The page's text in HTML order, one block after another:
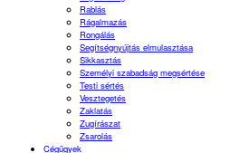
Rablás
Rágalmazás
Rongálás
Segítségnyújtás elmulasztása
Sikkasztás
Személyi szabadság megsértése
Testi sértés
Vesztegetés
Zaklatás
Zugírászat
Zsarolás
Cégügyek